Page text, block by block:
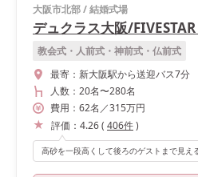
大阪市北部/結婚式場
デュクラス大阪/
教会式・人前式・神前式・仏前式
最寄： 新大阪駅から送迎バス7分
人数： 20名〜280名
費用： 62名 ／315万円
評価： 4.26( 406件)